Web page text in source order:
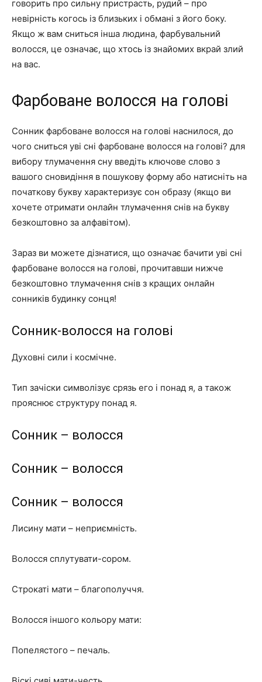
говорить про сильну пристрасть, рудий – про
невірність когось із близьких і обмані з його боку.
Якщо ж вам сниться інша людина, фарбувальний
волосся, це означає, що хтось із знайомих вкрай злий
на вас.
Фарбоване волосся на голові
Сонник фарбоване волосся на голові наснилося, до
чого сниться уві сні фарбоване волосся на голові? для
вибору тлумачення сну введіть ключове слово з
вашого сновидіння в пошукову форму або натисніть на
початкову букву характеризує сон образу (якщо ви
хочете отримати онлайн тлумачення снів на букву
безкоштовно за алфавітом).
Зараз ви можете дізнатися, що означає бачити уві сні
фарбоване волосся на голові, прочитавши нижче
безкоштовно тлумачення снів з кращих онлайн
сонників будинку сонця!
Сонник-волосся на голові
Духовні сили і космічне.
Тип зачіски символізує срязь его і понад я, а також
прояснює структуру понад я.
Сонник – волосся
Сонник – волосся
Сонник – волосся
Лисину мати – неприємність.
Волосся сплутувати-сором.
Строкаті мати – благополуччя.
Волосся іншого кольору мати:
Попелястого – печаль.